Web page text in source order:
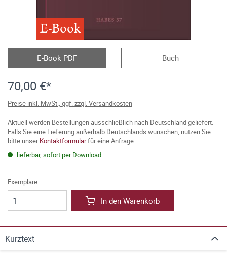
E-Book
E-Book PDF Buch
70,00 €*
Preise inkl. MwSt., ggf. zzgl. Versandkosten
Aktuell werden Bestellungen ausschließlich nach Deutschland geliefert.
Falls Sie eine Lieferung außerhalb Deutschlands wünschen, nutzen Sie
bitte unserKontaktformularfür eine Anfrage.
lieferbar, sofort per Download
Exemplare:
In den Warenkorb
Kurztext